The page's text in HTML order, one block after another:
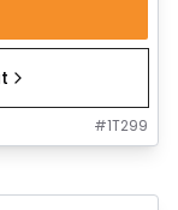
#1T299